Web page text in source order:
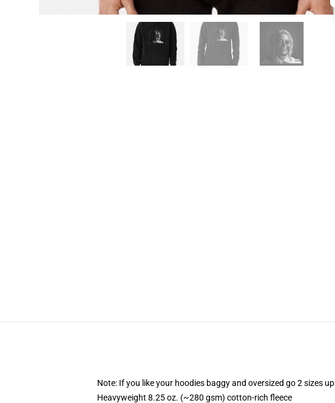
Note: If you like your hoodies baggy and oversized go 2 sizes up
Heavyweight 8.25 oz. (~280 gsm) cotton-rich fleece